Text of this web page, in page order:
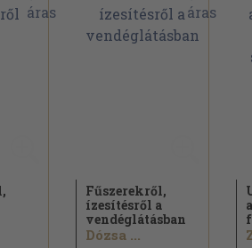
Fűszerekről,
ízesítésről a
vendéglátásban
Dózsa ...